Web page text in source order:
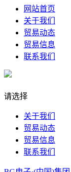
网站首页
关于我们
贸易动态
贸易信息
联系我们
请选择
关于我们
贸易动态
贸易信息
联系我们